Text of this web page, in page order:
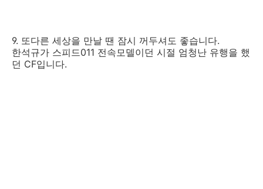
9. 또다른 세상을 만날 땐 잠시 꺼두셔도 좋습니다.
한석규가 스피드011 전속모델이던 시절 엄청난 유행을 했
던 CF입니다.